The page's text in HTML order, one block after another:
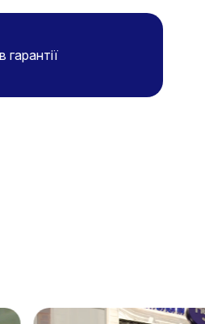
гарантії